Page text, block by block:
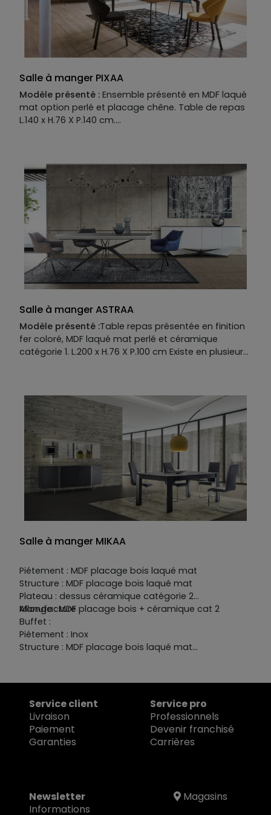
Structure et plateau: MDF laqué mat.
Façades :
MDF placage chêne naturel défibré.
Tiroir range-couverts en option.
Salle à manger PIXAA
Modèle présenté : Ensemble présenté en MDF laqué
mat option perlé et placage chêne. Table de repas
L.140 x H.76 X P.140 cm.
Manufacture :
Buffet 2 portes, 1 abattant, 1 tiroir L.200 x H.85 X P.50
cm
Piètement :
Structure et plateau :MDF laqué mat finition perlée.
Façades :MDF placage chêne naturel.
Tiroir range-couverts en option.
Salle à manger ASTRAA
Modèle présenté :Table repas présentée en finition
fer coloré, MDF laqué mat perlé et céramique
catégorie 1. L.200 x H.76 X P.100 cm Existe en plusieurs
H.85 X P.50 cm
Existe en plusieurs dimensions, finitions et coloris.
Manufacture :
Table repas :
Piètement : fer coloré.
Plateau :MDF laqué mat et céramique catégorie 1.
Buffet :
Piétement :Fer coloré.
MDF laqué mat perlé.
MDF laqué mat et céramique catégorie 1
Salle à manger MIKAA
Piétement : MDF placage bois laqué mat
Structure : MDF placage bois laqué mat
Plateau : dessus céramique catégorie 2
Allonge : MDF placage bois + céramique cat 2
Manufacture :
Buffet :
Piétement : Inox
Structure : MDF placage bois laqué mat
mat + détails céramique categorie 2
Tiroir range couvert en option
Service client
Livraison
Paiement
Garanties
Service pro
Professionnels
Devenir franchisé
Carrières
Newsletter
Informations
Magasins